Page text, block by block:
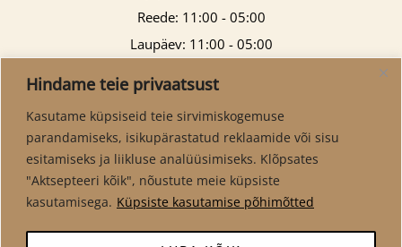
Hindame teie privaatsust
Kasutame küpsiseid teie sirvimiskogemuse
parandamiseks, isikupärastatud reklaamide või sisu
esitamiseks ja liikluse analüüsimiseks. Klõpsates
"Aktsepteeri kõik", nõustute meie küpsiste
kasutamisega. Küpsiste kasutamise põhimõtted
Reede: 11:00 - 05:00
Laupäev: 11:00 - 05:00